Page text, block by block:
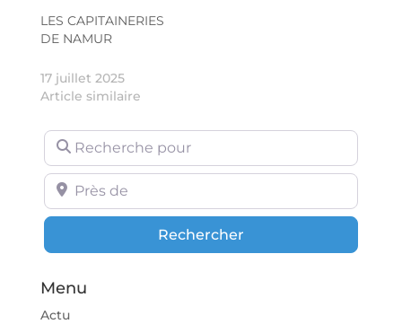
LES CAPITAINERIES
DE NAMUR
17 juillet 2025
Article similaire
Recherche pour
Près de
RechercherRechercher
Menu
Actu